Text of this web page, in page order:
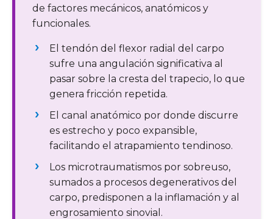
de factores mecánicos, anatómicos y
funcionales.
El tendón del flexor radial del carpo
sufre una angulación significativa al
pasar sobre la cresta del trapecio, lo que
genera fricción repetida.
El canal anatómico por donde discurre
es estrecho y poco expansible,
facilitando el atrapamiento tendinoso.
Los microtraumatismos por sobreuso,
sumados a procesos degenerativos del
carpo, predisponen a la inflamación y al
engrosamiento sinovial.